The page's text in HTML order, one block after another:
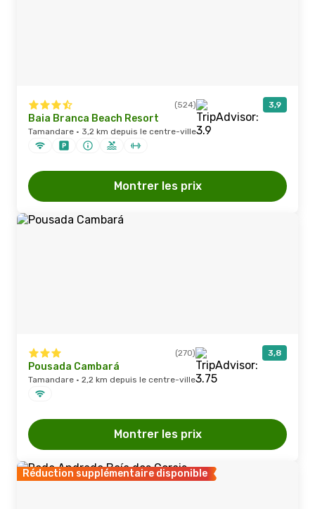
(524) 3,9
Baia Branca Beach Resort
Tamandare · 3,2 km depuis le centre-ville
Montrer les prix
(270) 3,8
Pousada Cambará
Tamandare · 2,2 km depuis le centre-ville
Montrer les prix
Réduction supplémentaire disponible